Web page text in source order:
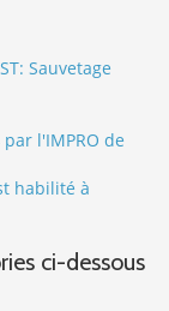
Sauvetage
l'IMPRO de
habilité à
ci-dessous